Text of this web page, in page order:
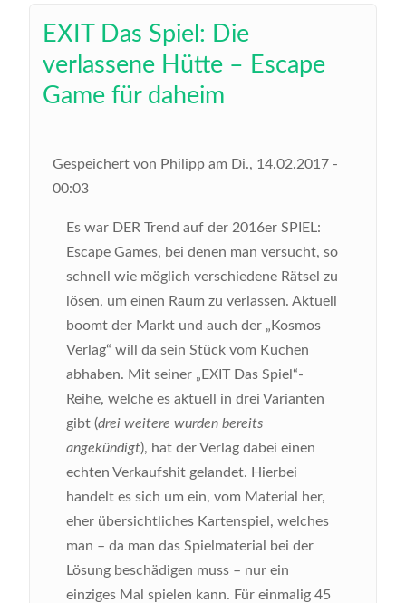
EXIT Das Spiel: Die
verlassene Hütte – Escape
Game für daheim
Gespeichert von Philipp am Di., 14.02.2017 -
00:03
Es war DER Trend auf der 2016er SPIEL:
Escape Games, bei denen man versucht, so
schnell wie möglich verschiedene Rätsel zu
lösen, um einen Raum zu verlassen. Aktuell
boomt der Markt und auch der „Kosmos
Verlag“ will da sein Stück vom Kuchen
abhaben. Mit seiner „EXIT Das Spiel“-
Reihe, welche es aktuell in drei Varianten
gibt (drei weitere wurden bereits
angekündigt), hat der Verlag dabei einen
echten Verkaufshit gelandet. Hierbei
handelt es sich um ein, vom Material her,
eher übersichtliches Kartenspiel, welches
man – da man das Spielmaterial bei der
Lösung beschädigen muss – nur ein
einziges Mal spielen kann. Für einmalig 45